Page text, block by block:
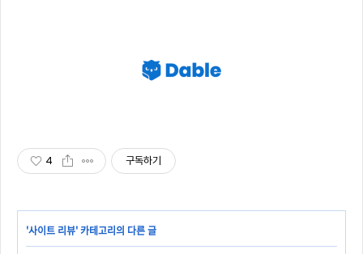
4 구독하기
'사이트 리뷰' 카테고리의 다른 글